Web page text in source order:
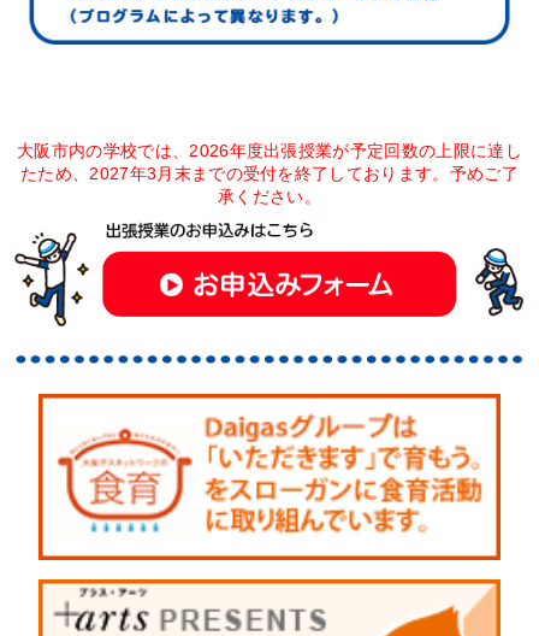
大阪市内の学校では、2026年度出張授業が予定回数の上限に達し
たため、 2027年3月末までの受付を終了しております。予めご了
承ください。